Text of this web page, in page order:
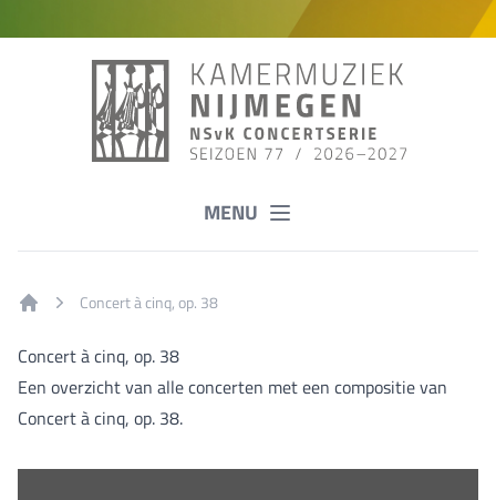
MENU
Concert à cinq, op. 38
Concert à cinq, op. 38
Een overzicht van alle concerten met een compositie van
Concert à cinq, op. 38.